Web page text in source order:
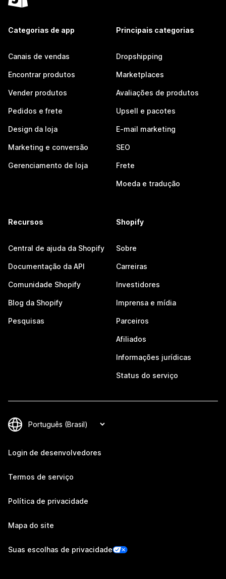
Categorias de app
Canais de vendas
Encontrar produtos
Vender produtos
Pedidos e frete
Design da loja
Marketing e conversão
Gerenciamento de loja
Principais categorias
Dropshipping
Marketplaces
Avaliações de produtos
Upsell e pacotes
E-mail marketing
SEO
Frete
Moeda e tradução
Recursos
Central de ajuda da Shopify
Documentação da API
Comunidade Shopify
Blog da Shopify
Pesquisas
Shopify
Sobre
Carreiras
Investidores
Imprensa e mídia
Parceiros
Afiliados
Informações jurídicas
Status do serviço
Login de desenvolvedores
Termos de serviço
Política de privacidade
Mapa do site
Suas escolhas de privacidade